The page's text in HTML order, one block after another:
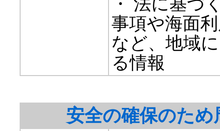
・ 法に基づ
事項や海面
など、地域
る情報
安全の確保のた